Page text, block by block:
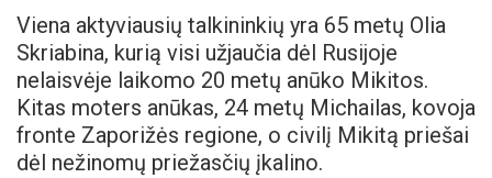
Viena aktyviausių talkininkių yra 65 metų Olia
Skriabina, kurią visi užjaučia dėl Rusijoje
nelaisvėje laikomo 20 metų anūko Mikitos.
Kitas moters anūkas, 24 metų Michailas, kovoja
fronte Zaporižės regione, o civilį Mikitą priešai
dėl nežinomų priežasčių įkalino.